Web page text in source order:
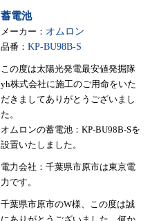
蓄電池
メーカー： オムロン
品番： KP-BU98B-S
この度は太陽光発電最安値発掘隊
yh株式会社に施工のご用命をいた
だきましてありがとうございまし
た。
オムロンの蓄電池：KP-BU98B-Sを
設置いたしました。
電力会社：千葉県市原市は東京電
力です。
千葉県市原市のW様、この度は誠